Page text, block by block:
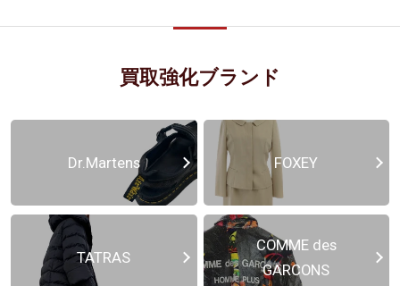
買取強化ブランド
Dr.Martens FOXEY
TATRAS
COMME des
GARCONS